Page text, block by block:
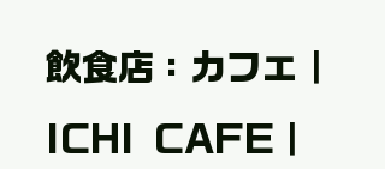
飲食店：カフェ｜
ICHI CAFE｜